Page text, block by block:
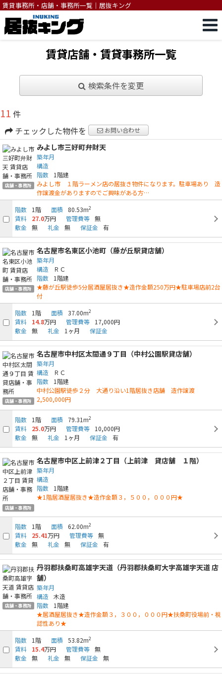
賃貸事務所・店舗・事務所一覧｜居抜キング
賃貸店舗・賃貸事務所一覧
検索条件を変更
11 件
チェックした物件を
お問い合わせ
店舗・事務所
みよし市三好町弁財天
築年月
構造
階数
1階建
みよし市 １階ラーメン店の居抜き物件になります。駐車場あり 造
作譲渡金がありますのでご興味がある方…
階数
1階 面積 80.53m2
賃料 27.0万円 管理費等 無
敷金
無 礼金 無 保証金 有
店舗・事務所
名古屋市名東区小池町（藤が丘駅貸店舗）
築年月
構造
ＲＣ
階数
1階建
★藤が丘駅徒歩5分居酒屋居抜き★造作金額250万円★駐車場店前2台
付
階数
1階 面積 37.00m2
賃料 14.8万円 管理費等
17,000円
敷金
無 礼金 1ヶ月 保証金
店舗・事務所
名古屋市中村区太閤通９丁目（中村公園駅貸店舗）
築年月
構造
ＲＣ
階数
1階建
中村公園駅徒歩２分 大通り沿い1階居抜き店舗 造作譲渡
2,500,000円
階数 1階 面積 79.31m2
賃料 25.0万円 管理費等
10,000円
敷金
無 礼金 1ヶ月 保証金 有
店舗・事務所
名古屋市中区上前津２丁目（上前津 貸店舗 １階）
築年月
構造
階数
1階建
★1階居酒屋居抜き★造作金額３，５００，０００円★
階数 1階 面積 62.00m2
賃料 25.41万円 管理費等 無
敷金
無 礼金 無 保証金 有
店舗・事務所
丹羽郡扶桑町高雄字天道（丹羽郡扶桑町大字高雄字天道 店
舗）
築年月
構造 木造
階数
1階建
★居酒屋居抜き★造作金額３，３００，０００円★扶桑町役場前・視
認性あり★
階数
1階 面積 53.82m2
賃料 15.4万円 管理費等 無
敷金
無 礼金 無 保証金 無